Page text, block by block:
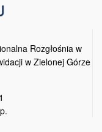
Rozgłośnia w
w Zielonej Górze